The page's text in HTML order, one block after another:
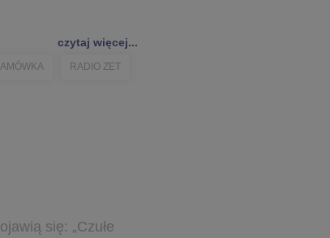
czytaj więcej...
RADIO ZET
się: „Czułe